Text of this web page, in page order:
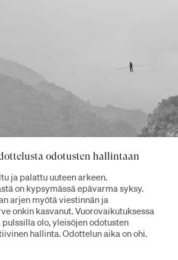
odotusten hallintaan
ja palattu uuteen arkeen.
on kypsymässä epävarma syksy.
arjen myötä viestinnän ja
onkin kasvanut. Vuorovaikutuksessa
olo, yleisöjen odotusten
hallinta. Odottelun aika on ohi.